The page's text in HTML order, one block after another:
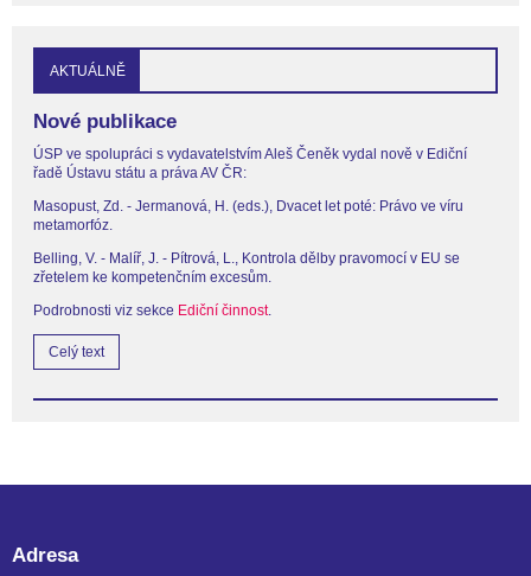
AKTUÁLNĚ
Nové publikace
ÚSP ve spolupráci s vydavatelstvím Aleš Čeněk vydal nově v Ediční
řadě Ústavu státu a práva AV ČR:
Masopust, Zd. - Jermanová, H. (eds.), Dvacet let poté: Právo ve víru
metamorfóz.
Belling, V. - Malíř, J. - Pítrová, L., Kontrola dělby pravomocí v EU se
zřetelem ke kompetenčním excesům.
Podrobnosti viz sekce Ediční činnost.
Celý text
Adresa